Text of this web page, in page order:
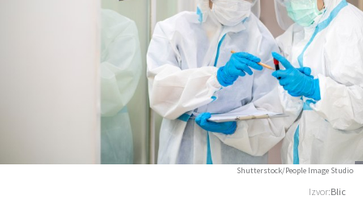
Izvor:Blic
Shutterstock/People Image Studio